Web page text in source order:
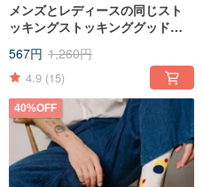
メンズとレディースの同じスト
ッキングストッキンググッドラ
フラワーソックススポーツソッ
クス
567円 1,260円
4.9 (15)
40%OFF